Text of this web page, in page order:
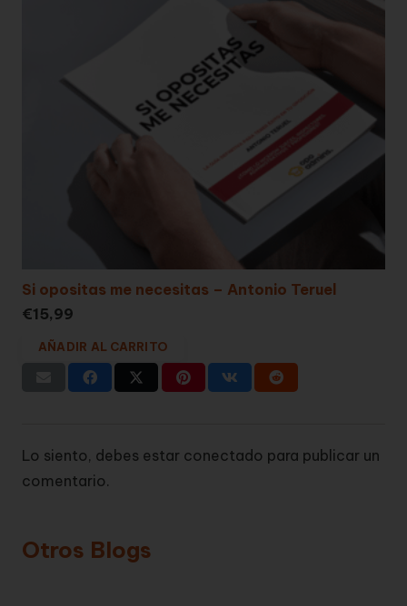
Si opositas me necesitas – Antonio Teruel
€15,99
AÑADIR AL CARRITO
Lo siento, debes estar conectado para publicar un
comentario.
Otros Blogs